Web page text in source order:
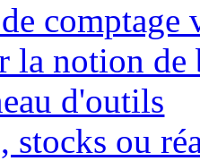
comptage
la notion de
d'outils
stocks ou